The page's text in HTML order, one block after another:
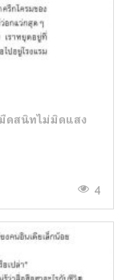
มืดสนิทไม่มิดแสง
4